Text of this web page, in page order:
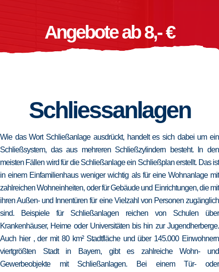
Angebote ab 8,- €
Schliessanlagen
Wie das Wort Schließanlage ausdrückt, handelt es sich dabei um ein
Schließsystem, das aus mehreren Schließzylindern besteht. In den
meisten Fällen wird für die Schließanlage ein Schließplan erstellt. Das ist
in einem Einfamilienhaus weniger wichtig als für eine Wohnanlage mit
zahlreichen Wohneinheiten, oder für Gebäude und Einrichtungen, die mit
ihren Außen- und Innentüren für eine Vielzahl von Personen zugänglich
sind. Beispiele für Schließanlagen reichen von Schulen über
Krankenhäuser, Heime oder Universitäten bis hin zur Jugendherberge.
Auch hier , der mit 80 km² Stadtfläche und über 145.000 Einwohnern
viertgrößten Stadt in Bayern, gibt es zahlreiche Wohn- und
Gewerbeobjekte mit Schließanlagen. Bei einem Tür- oder